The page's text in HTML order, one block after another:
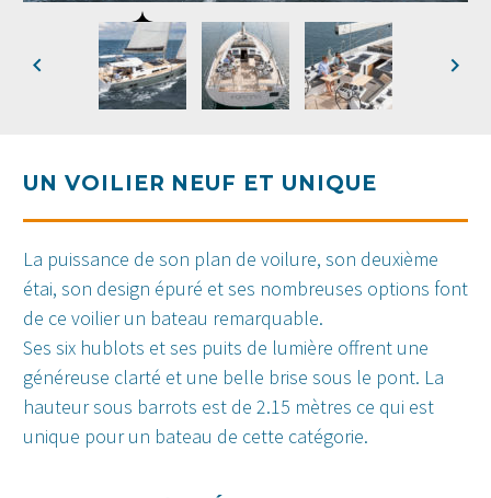
UN VOILIER NEUF ET UNIQUE
La puissance de son plan de voilure, son deuxième
étai, son design épuré et ses nombreuses options font
de ce voilier un bateau remarquable.
Ses six hublots et ses puits de lumière offrent une
généreuse clarté et une belle brise sous le pont. La
hauteur sous barrots est de 2.15 mètres ce qui est
unique pour un bateau de cette catégorie.